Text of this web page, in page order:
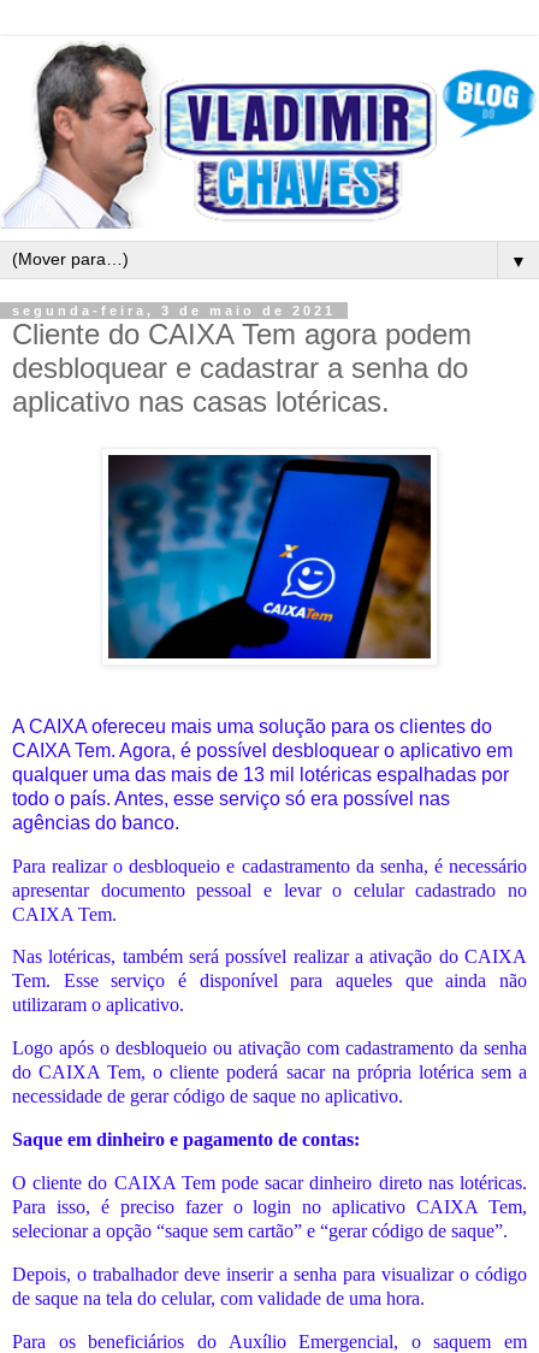
▼
segunda-feira, 3 de maio de 2021
Cliente do CAIXA Tem agora podem
desbloquear e cadastrar a senha do
aplicativo nas casas lotéricas.
A CAIXA ofereceu mais uma solução para os clientes do
CAIXA Tem. Agora, é possível desbloquear o aplicativo em
qualquer uma das mais de 13 mil lotéricas espalhadas por
todo o país. Antes, esse serviço só era possível nas
agências do banco.
Para realizar o desbloqueio e cadastramento da senha, é necessário
apresentar documento pessoal e levar o celular cadastrado no
CAIXA Tem.
Nas lotéricas, também será possível realizar a ativação do CAIXA
Tem. Esse serviço é disponível para aqueles que ainda não
utilizaram o aplicativo.
Logo após o desbloqueio ou ativação com cadastramento da senha
do CAIXA Tem, o cliente poderá sacar na própria lotérica sem a
necessidade de gerar código de saque no aplicativo.
Saque em dinheiro e pagamento de contas:
O cliente do CAIXA Tem pode sacar dinheiro direto nas lotéricas.
Para isso, é preciso fazer o login no aplicativo CAIXA Tem,
selecionar a opção “saque sem cartão” e “gerar código de saque”.
Depois, o trabalhador deve inserir a senha para visualizar o código
de saque na tela do celular, com validade de uma hora.
Para os beneficiários do Auxílio Emergencial, o saquem em